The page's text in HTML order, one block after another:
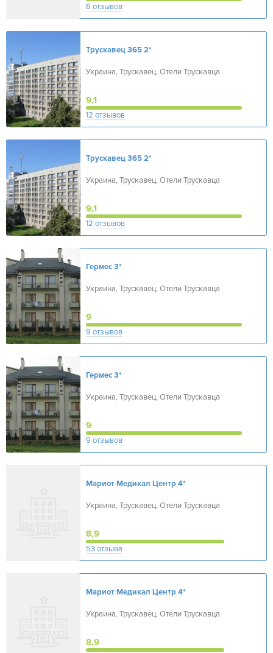
6 отзывов
Трускавец 3652*
Украина, Трускавец, Отели Трускавца
9,1
12 отзывов
Трускавец 3652*
Украина, Трускавец, Отели Трускавца
9,1
12 отзывов
Гермес3*
Украина, Трускавец, Отели Трускавца
9
9 отзывов
Гермес3*
Украина, Трускавец, Отели Трускавца
9
9 отзывов
Мариот Медикал Центр4*
Украина, Трускавец, Отели Трускавца
8,9
53 отзыва
Мариот Медикал Центр4*
Украина, Трускавец, Отели Трускавца
8,9